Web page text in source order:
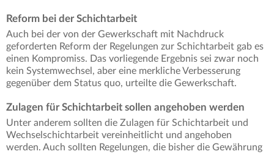
Reform bei der Schichtarbeit
Auch bei der von der Gewerkschaft mit Nachdruck
geforderten Reform der Regelungen zur Schichtarbeit gab es
einen Kompromiss. Das vorliegende Ergebnis sei zwar noch
kein Systemwechsel, aber eine merkliche Verbesserung
gegenüber dem Status quo, urteilte die Gewerkschaft.
Zulagen für Schichtarbeit sollen angehoben werden
Unter anderem sollten die Zulagen für Schichtarbeit und
Wechselschichtarbeit vereinheitlicht und angehoben
werden. Auch sollten Regelungen, die bisher die Gewährung